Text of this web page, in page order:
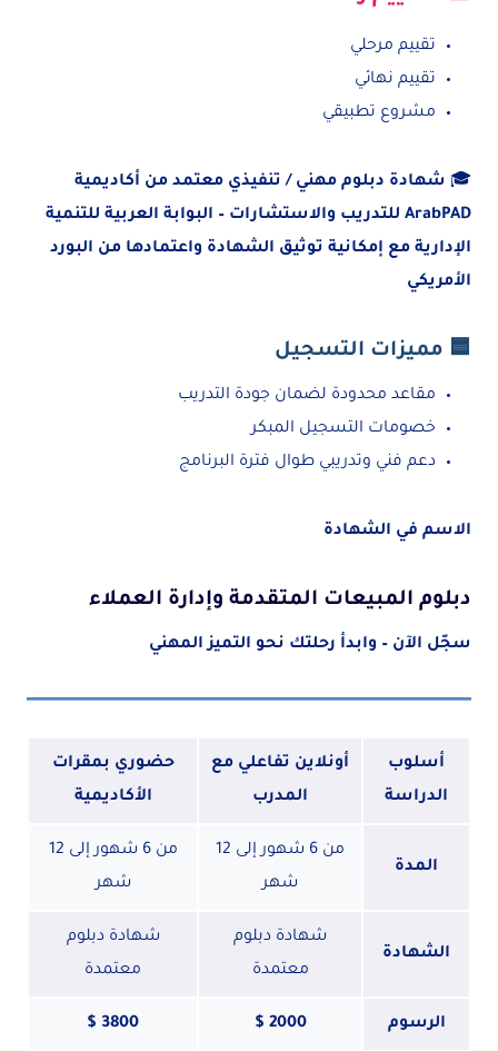
تقييم مرحلي
تقييم نهائي
مشروع تطبيقي
🎓 شهادة دبلوم مهني / تنفيذي معتمد من أكاديمية
ArabPAD للتدريب والاستشارات – البوابة العربية للتنمية
الإدارية مع إمكانية توثيق الشهادة واعتمادها من البورد
الأمريكي
🟦 مميزات التسجيل
مقاعد محدودة لضمان جودة التدريب
خصومات التسجيل المبكر
دعم فني وتدريبي طوال فترة البرنامج
الاسم في الشهادة
دبلوم المبيعات المتقدمة وإدارة العملاء
سجّل الآن – وابدأ رحلتك نحو التميز المهني
أسلوب
الدراسة
أونلاين تفاعلي مع
المدرب
حضوري بمقرات
الأكاديمية
المدة
من 6 شهور إلى 12
شهر
من 6 شهور إلى 12
شهر
الشهادة
شهادة دبلوم
معتمدة
شهادة دبلوم
معتمدة
الرسوم 2000 $
3800 $